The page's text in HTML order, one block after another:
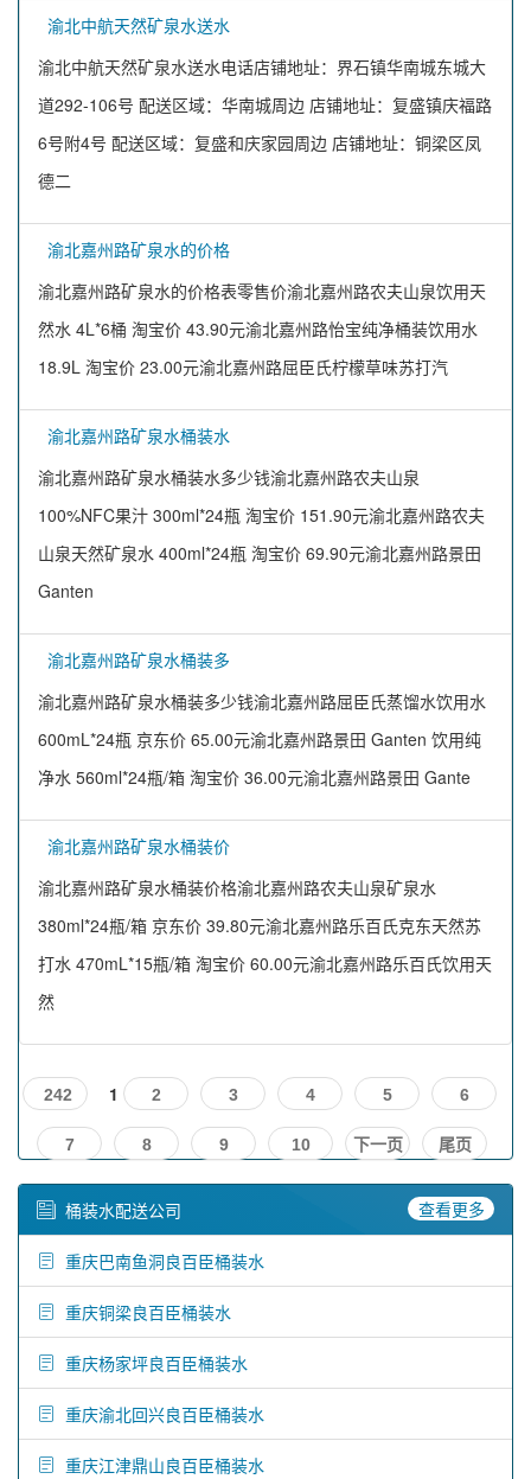
渝北中航天然矿泉水送水
渝北中航天然矿泉水送水电话店铺地址：界石镇华南城东城大
道292-106号 配送区域：华南城周边 店铺地址：复盛镇庆福路
6号附4号 配送区域：复盛和庆家园周边 店铺地址：铜梁区凤
德二
渝北嘉州路矿泉水的价格
渝北嘉州路矿泉水的价格表零售价渝北嘉州路农夫山泉饮用天
然水 4L*6桶 淘宝价 43.90元渝北嘉州路怡宝纯净桶装饮用水
18.9L 淘宝价 23.00元渝北嘉州路屈臣氏柠檬草味苏打汽
渝北嘉州路矿泉水桶装水
渝北嘉州路矿泉水桶装水多少钱渝北嘉州路农夫山泉
100%NFC果汁 300ml*24瓶 淘宝价 151.90元渝北嘉州路农夫
山泉天然矿泉水 400ml*24瓶 淘宝价 69.90元渝北嘉州路景田
Ganten
渝北嘉州路矿泉水桶装多
渝北嘉州路矿泉水桶装多少钱渝北嘉州路屈臣氏蒸馏水饮用水
600mL*24瓶 京东价 65.00元渝北嘉州路景田 Ganten 饮用纯
净水 560ml*24瓶/箱 淘宝价 36.00元渝北嘉州路景田 Gante
渝北嘉州路矿泉水桶装价
渝北嘉州路矿泉水桶装价格渝北嘉州路农夫山泉矿泉水
380ml*24瓶/箱 京东价 39.80元渝北嘉州路乐百氏克东天然苏
打水 470mL*15瓶/箱 淘宝价 60.00元渝北嘉州路乐百氏饮用天
然
242 1 2 3 4 5 6
7 8 9 10 下一页 尾页
桶装水配送公司 查看更多
重庆巴南鱼洞良百臣桶装水
重庆铜梁良百臣桶装水
重庆杨家坪良百臣桶装水
重庆渝北回兴良百臣桶装水
重庆江津鼎山良百臣桶装水